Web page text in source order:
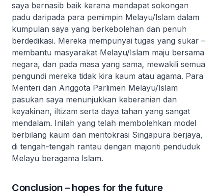
saya bernasib baik kerana mendapat sokongan
padu daripada para pemimpin Melayu/Islam dalam
kumpulan saya yang berkebolehan dan penuh
berdedikasi. Mereka mempunyai tugas yang sukar –
membantu masyarakat Melayu/Islam maju bersama
negara, dan pada masa yang sama, mewakili semua
pengundi mereka tidak kira kaum atau agama. Para
Menteri dan Anggota Parlimen Melayu/Islam
pasukan saya menunjukkan keberanian dan
keyakinan, iltizam serta daya tahan yang sangat
mendalam. Inilah yang telah membolehkan model
berbilang kaum dan meritokrasi Singapura berjaya,
di tengah-tengah rantau dengan majoriti penduduk
Melayu beragama Islam.
Conclusion – hopes for the future